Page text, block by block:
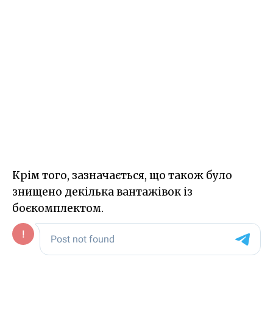
Крім того, зазначається, що також було
знищено декілька вантажівок із
боєкомплектом.